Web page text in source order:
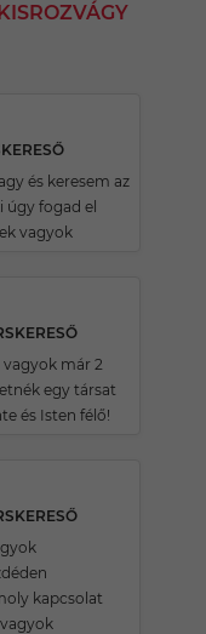
és keresem az
úgy fogad el
vagyok
vagyok már 2
egy társat
és Isten félő!
kapcsolat